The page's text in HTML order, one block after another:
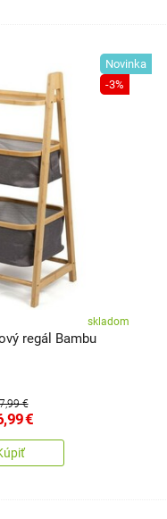
Novinka
-3%
skladom
regál Bambu
€
€